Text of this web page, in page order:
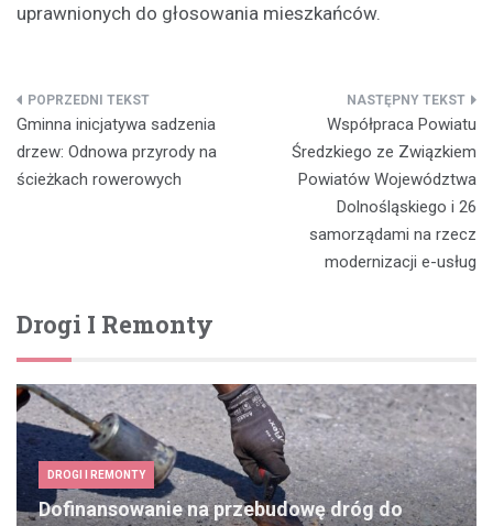
uprawnionych do głosowania mieszkańców.
Nawigacja
wpisu
Gminna inicjatywa sadzenia
drzew: Odnowa przyrody na
ścieżkach rowerowych
Współpraca Powiatu
Średzkiego ze Związkiem
Powiatów Województwa
Dolnośląskiego i 26
samorządami na rzecz
modernizacji e-usług
Drogi I Remonty
DROGI I REMONTY
Dofinansowanie na przebudowę dróg do